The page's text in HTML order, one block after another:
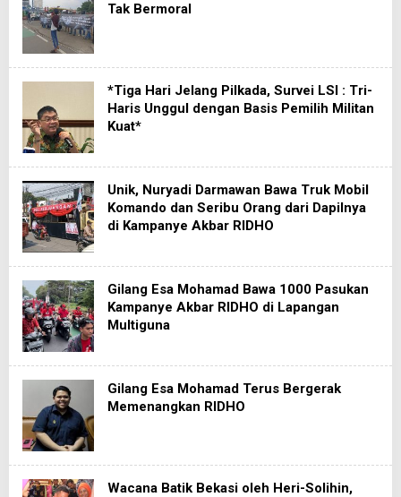
Tak Bermoral
*Tiga Hari Jelang Pilkada, Survei LSI : Tri-
Haris Unggul dengan Basis Pemilih Militan
Kuat*
Unik, Nuryadi Darmawan Bawa Truk Mobil
Komando dan Seribu Orang dari Dapilnya
di Kampanye Akbar RIDHO
Gilang Esa Mohamad Bawa 1000 Pasukan
Kampanye Akbar RIDHO di Lapangan
Multiguna
Gilang Esa Mohamad Terus Bergerak
Memenangkan RIDHO
Wacana Batik Bekasi oleh Heri-Solihin,